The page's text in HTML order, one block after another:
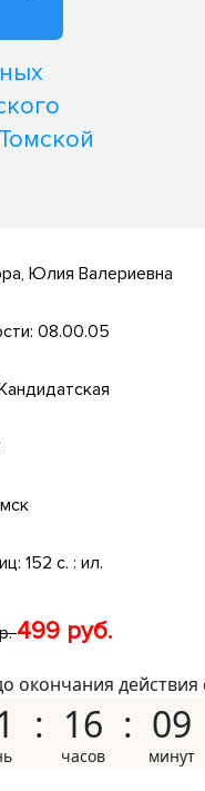
Юлия Валериевна
08.00.05
152 с. : ил.
499 руб.
окончания действия
16 09